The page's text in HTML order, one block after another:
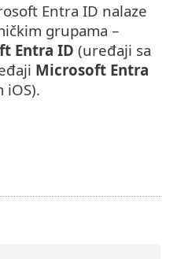
Entra ID nalaze
grupama –
Entra ID (uređaji sa
Microsoft Entra
iOS).